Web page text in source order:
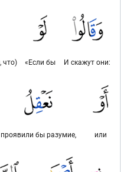
И скажут они:
«Если бы
что)
или
проявили бы разумие,